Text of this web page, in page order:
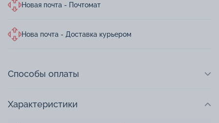
Новая почта - Почтомат
Нова почта - Доставка курьером
Способы оплаты
Характеристики